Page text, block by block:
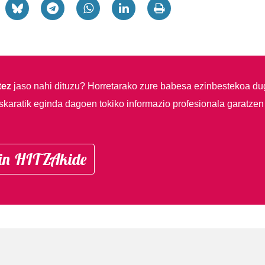
jaso nahi dituzu? Horretarako zure babesa ezinbestekoa
eginda dagoen tokiko informazio profesionala
HITZAkide